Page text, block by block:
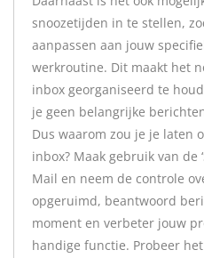
snoozetijden in te stellen,
aanpassen aan jouw
werkroutine. Dit maakt het
inbox georganiseerd te
je geen belangrijke
Dus waarom zou je je laten
inbox? Maak gebruik van de
Mail en neem de controle
opgeruimd, beantwoord
moment en verbeter jouw
handige functie. Probeer